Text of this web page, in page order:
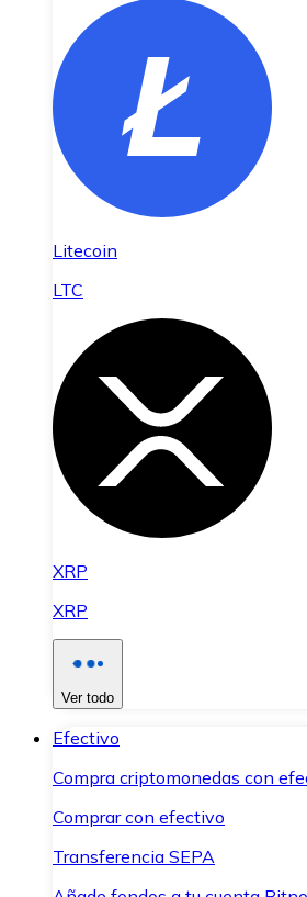
Litecoin
LTC
XRP
XRP
Ver todo
Efectivo
Compra criptomonedas con
Comprar con efectivo
Transferencia SEPA